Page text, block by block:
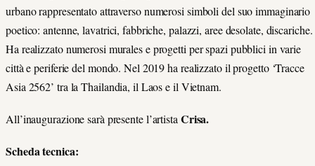
urbano rappresentato attraverso numerosi simboli del suo immaginario
poetico: antenne, lavatrici, fabbriche, palazzi, aree desolate, discariche.
Ha realizzato numerosi murales e progetti per spazi pubblici in varie
città e periferie del mondo. Nel 2019 ha realizzato il progetto ‘Tracce
Asia 2562’ tra la Thailandia, il Laos e il Vietnam.
All’inaugurazione sarà presente l’artista Crisa.
Scheda tecnica: